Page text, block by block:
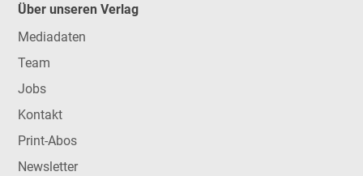
Über unseren Verlag
Mediadaten
Team
Jobs
Kontakt
Print-Abos
Newsletter